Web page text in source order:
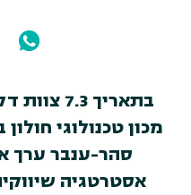
מכון טכנולוגי
סהר-ענבר ערך
אסטרטגיה